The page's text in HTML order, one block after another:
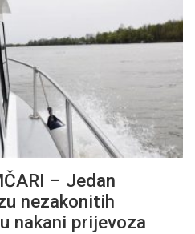
– Jedan
nezakonitih
nakani prijevoza